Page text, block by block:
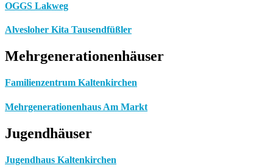
OGGS Lakweg
Alvesloher Kita Tausendfüßler
Mehrgenerationenhäuser
Familienzentrum Kaltenkirchen
Mehrgenerationenhaus Am Markt
Jugendhäuser
Jugendhaus Kaltenkirchen